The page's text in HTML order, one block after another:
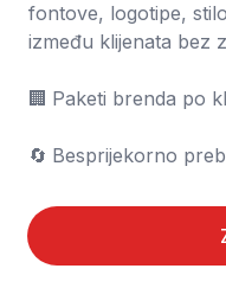
fontove, logotipe,
između klijenata bez
🏢	Paketi brenda po klijentima
🔄	Besprijekorno